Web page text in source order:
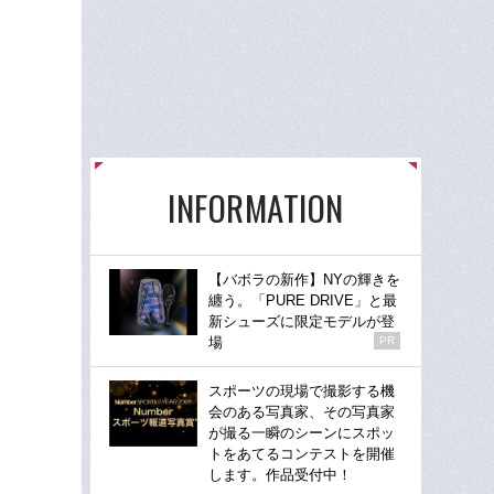
INFORMATION
【バボラの新作】NYの輝きを
纏う。「PURE DRIVE」と最
新シューズに限定モデルが登
場
PR
スポーツの現場で撮影する機
会のある写真家、その写真家
が撮る一瞬のシーンにスポッ
トをあてるコンテストを開催
します。作品受付中！